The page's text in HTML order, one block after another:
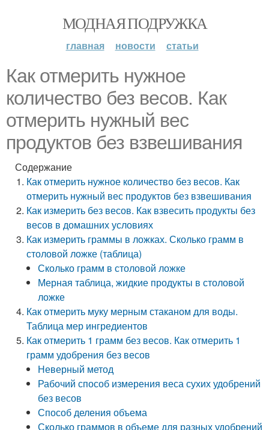
МОДНАЯ ПОДРУЖКА
главная новости статьи
Как отмерить нужное
количество без весов. Как
отмерить нужный вес
продуктов без взвешивания
Содержание
Как отмерить нужное количество без весов. Как
отмерить нужный вес продуктов без взвешивания
Как измерить без весов. Как взвесить продукты без
весов в домашних условиях
Как измерить граммы в ложках. Сколько грамм в
столовой ложке (таблица)
Сколько грамм в столовой ложке
Мерная таблица, жидкие продукты в столовой
ложке
Как отмерить муку мерным стаканом для воды.
Таблица мер ингредиентов
Как отмерить 1 грамм без весов. Как отмерить 1
грамм удобрения без весов
Неверный метод
Рабочий способ измерения веса сухих удобрений
без весов
Способ деления объема
Сколько граммов в объеме для разных удобрений